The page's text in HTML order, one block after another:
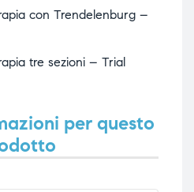
con Trendelenburg –
tre sezioni – Trial
per questo